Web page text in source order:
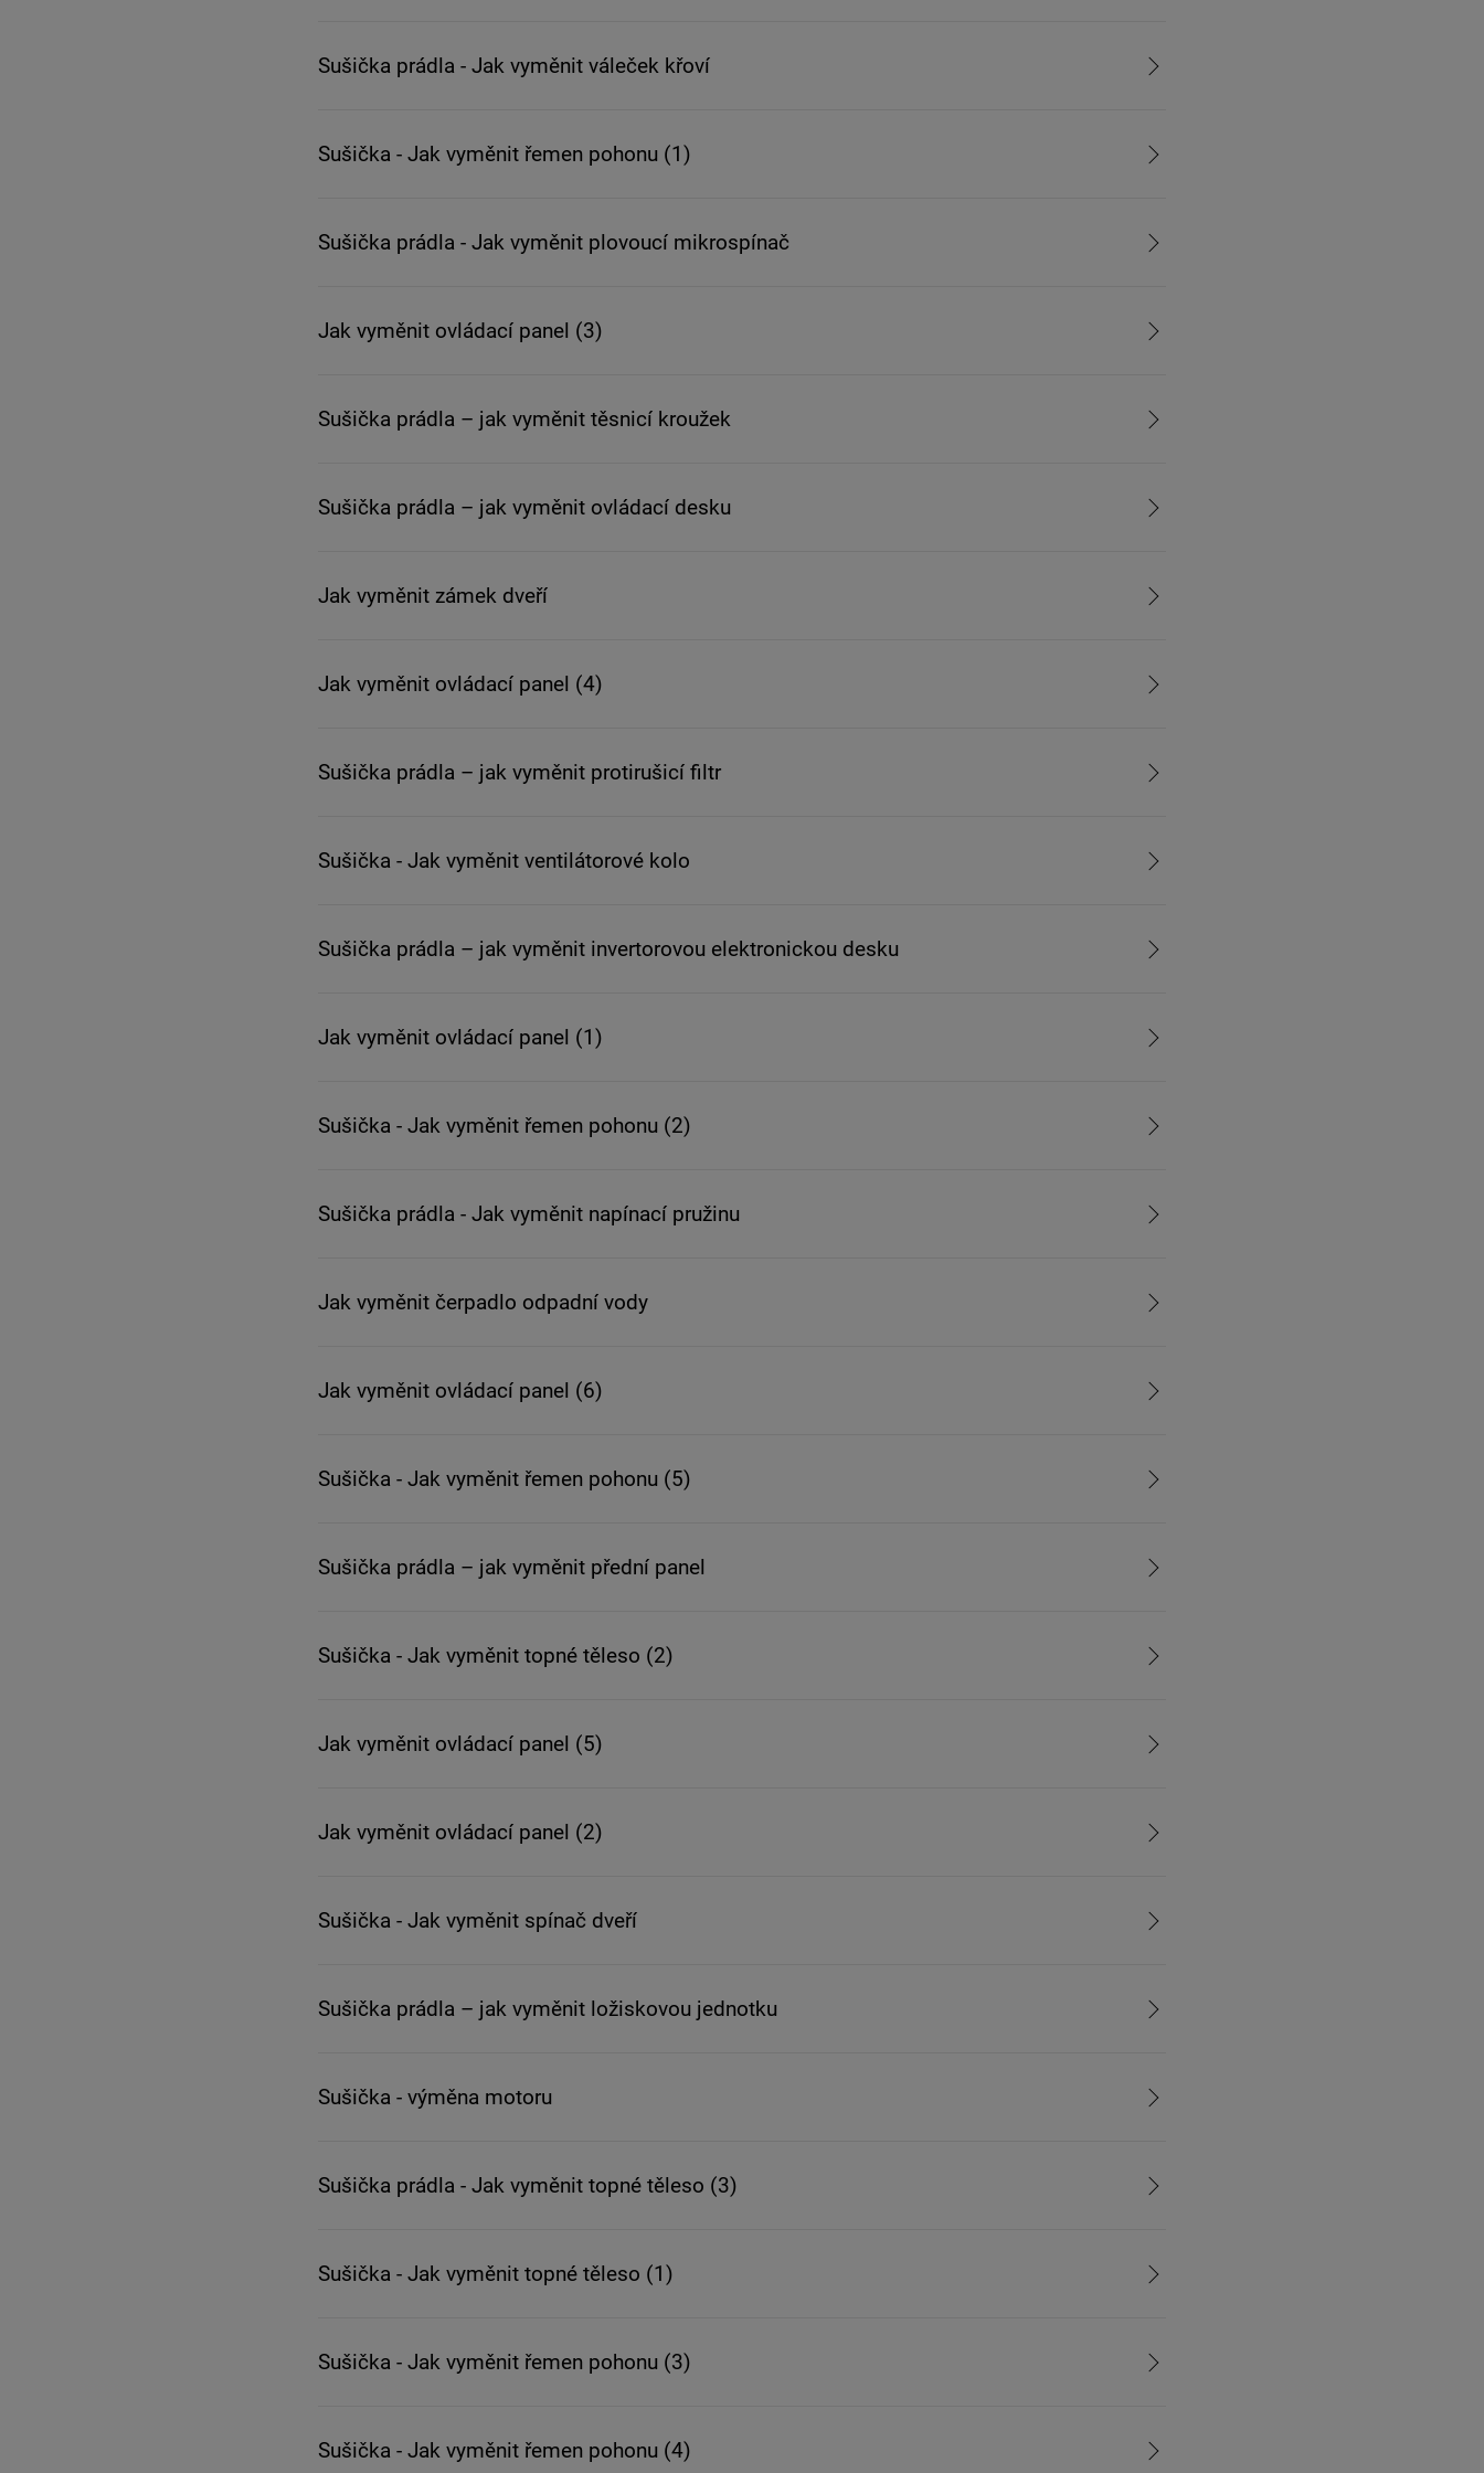
Sušička prádla - Jak vyměnit váleček křoví
Sušička - Jak vyměnit řemen pohonu (1)
Sušička prádla - Jak vyměnit plovoucí mikrospínač
Jak vyměnit ovládací panel (3)
Sušička prádla – jak vyměnit těsnicí kroužek
Sušička prádla – jak vyměnit ovládací desku
Jak vyměnit zámek dveří
Jak vyměnit ovládací panel (4)
Sušička prádla – jak vyměnit protirušicí filtr
Sušička - Jak vyměnit ventilátorové kolo
Sušička prádla – jak vyměnit invertorovou elektronickou desku
Jak vyměnit ovládací panel (1)
Sušička - Jak vyměnit řemen pohonu (2)
Sušička prádla - Jak vyměnit napínací pružinu
Jak vyměnit čerpadlo odpadní vody
Jak vyměnit ovládací panel (6)
Sušička - Jak vyměnit řemen pohonu (5)
Sušička prádla – jak vyměnit přední panel
Sušička - Jak vyměnit topné těleso (2)
Jak vyměnit ovládací panel (5)
Jak vyměnit ovládací panel (2)
Sušička - Jak vyměnit spínač dveří
Sušička prádla – jak vyměnit ložiskovou jednotku
Sušička - výměna motoru
Sušička prádla - Jak vyměnit topné těleso (3)
Sušička - Jak vyměnit topné těleso (1)
Sušička - Jak vyměnit řemen pohonu (3)
Sušička - Jak vyměnit řemen pohonu (4)